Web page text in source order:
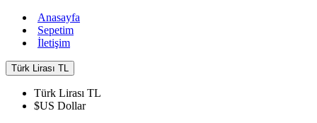
Anasayfa
Sepetim
İletişim
Türk Lirası TL
Türk Lirası TL
$US Dollar